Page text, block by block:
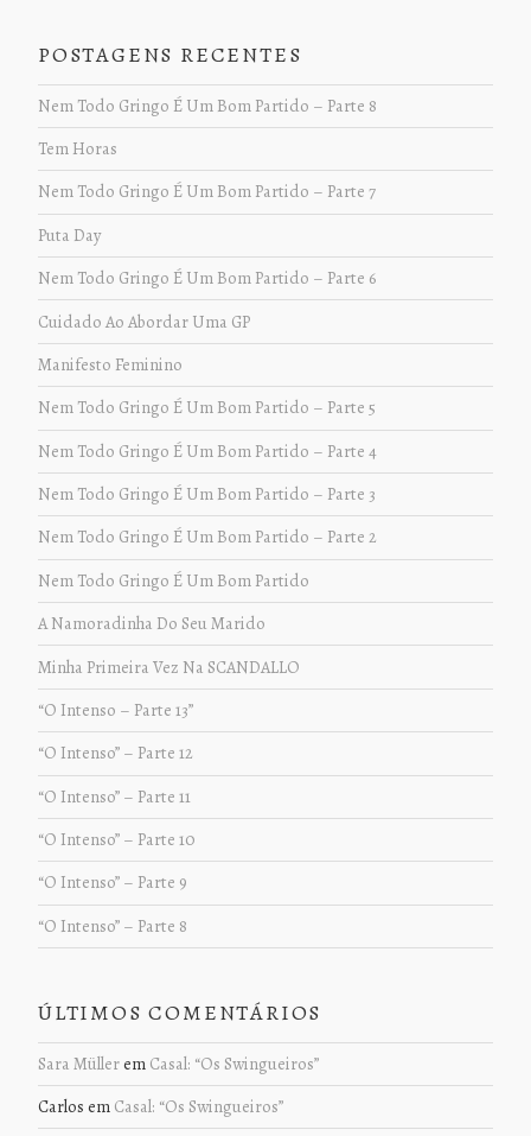
POSTAGENS RECENTES
Nem Todo Gringo É Um Bom Partido – Parte 8
Tem Horas
Nem Todo Gringo É Um Bom Partido – Parte 7
Puta Day
Nem Todo Gringo É Um Bom Partido – Parte 6
Cuidado Ao Abordar Uma GP
Manifesto Feminino
Nem Todo Gringo É Um Bom Partido – Parte 5
Nem Todo Gringo É Um Bom Partido – Parte 4
Nem Todo Gringo É Um Bom Partido – Parte 3
Nem Todo Gringo É Um Bom Partido – Parte 2
Nem Todo Gringo É Um Bom Partido
A Namoradinha Do Seu Marido
Minha Primeira Vez Na SCANDALLO
“O Intenso – Parte 13”
“O Intenso” – Parte 12
“O Intenso” – Parte 11
“O Intenso” – Parte 10
“O Intenso” – Parte 9
“O Intenso” – Parte 8
ÚLTIMOS COMENTÁRIOS
Sara Müllerem Casal: “Os Swingueiros”
Carlos em Casal: “Os Swingueiros”